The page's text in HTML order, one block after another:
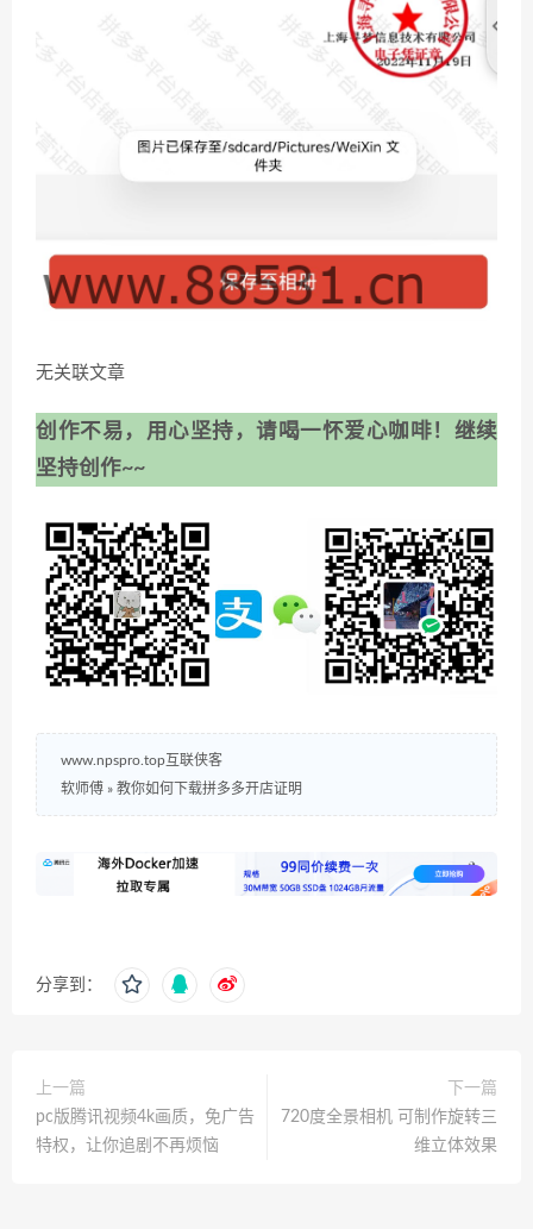
无关联文章
创作不易，用心坚持，请喝一怀爱心咖啡！继续
坚持创作~~
www.npspro.top互联侠客
软师傅 » 教你如何下载拼多多开店证明
分享到：
上一篇
pc版腾讯视频4k画质，免广告
特权，让你追剧不再烦恼
下一篇
720度全景相机 可制作旋转三
维立体效果